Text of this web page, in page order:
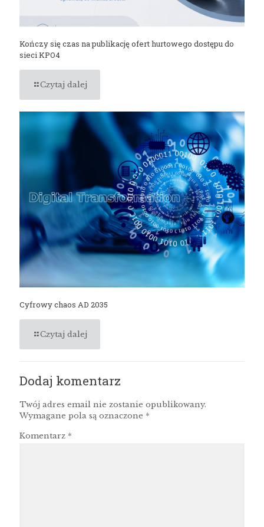
Kończy się czas na publikację ofert hurtowego dostępu do
sieci KPO4
Czytaj dalej
Cyfrowy chaos AD 2035
Czytaj dalej
Dodaj komentarz
Twój adres email nie zostanie opublikowany.
Wymagane pola są oznaczone *
Komentarz *